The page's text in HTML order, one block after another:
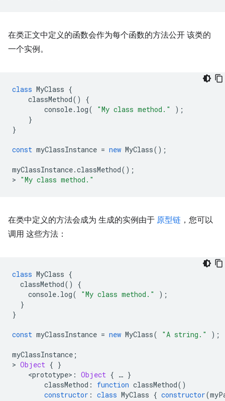
在类正文中定义的函数会作为每个函数的方法公开 该类的
一个实例。
class MyClass {
classMethod()
{
console. log( "My class method."
);
}
}
const myClassInstance = new MyClass();
myClassInstance.classMethod();
> "My class method."
在类中定义的方法会成为 生成的实例由于 原型链 ，您可以
调用 这些方法：
class MyClass {
classMethod()
{
console. log( "My class method."
);
}
}
const myClassInstance = new MyClass( "A string." );
myClassInstance ;
> Object { }
<prototype> : Object { … }
classMethod : function classMethod()
constructor : class MyClass { constructor(